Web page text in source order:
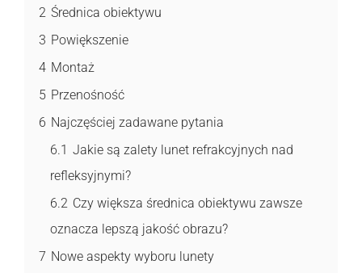
2 Średnica obiektywu
3 Powiększenie
4 Montaż
5 Przenośność
6 Najczęściej zadawane pytania
6.1 Jakie są zalety lunet refrakcyjnych nad
refleksyjnymi?
6.2 Czy większa średnica obiektywu zawsze
oznacza lepszą jakość obrazu?
7 Nowe aspekty wyboru lunety